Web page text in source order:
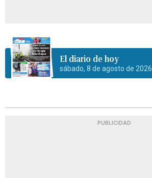
El diario de hoy
sábado, 8 de agosto de 2026
PUBLICIDAD